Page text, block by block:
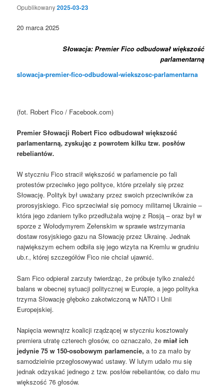
Opublikowany2025-03-23
20 marca 2025
Słowacja: Premier Fico odbudował większość
parlamentarną
slowacja-premier-fico-odbudowal-wiekszosc-parlamentarna
(fot. Robert Fico / Facebook.com)
Premier Słowacji Robert Fico odbudował większość
parlamentarną, zyskując z powrotem kilku tzw. posłów
rebeliantów.
W styczniu Fico stracił większość w parlamencie po fali
protestów przeciwko jego polityce, które przelały się przez
Słowację. Polityk był uważany przez swoich przeciwników za
prorosyjskiego. Fico sprzeciwiał się pomocy militarnej Ukrainie –
która jego zdaniem tylko przedłużała wojnę z Rosją – oraz był w
sporze z Wołodymyrem Zełenskim w sprawie wstrzymania
dostaw rosyjskiego gazu na Słowację przez Ukrainę. Jednak
największym echem odbiła się jego wizyta na Kremlu w grudniu
ub.r., której szczegółów Fico nie chciał ujawnić.
Sam Fico odpierał zarzuty twierdząc, że próbuje tylko znaleźć
balans w obecnej sytuacji politycznej w Europie, a jego polityka
trzyma Słowację głęboko zakotwiczoną w NATO i Unii
Europejskiej.
Napięcia wewnątrz koalicji rządzącej w styczniu kosztowały
premiera utratę czterech głosów, co oznaczało, że miał ich
jedynie 75 w 150-osobowym parlamencie, a to za mało by
samodzielnie przegłosowywać ustawy. W lutym udało mu się
jednak odzyskać jednego z tzw. posłów rebeliantów, co dało mu
większość 76 głosów.